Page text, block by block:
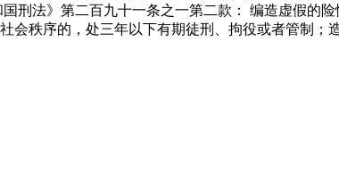
刑法》第二百九十一条之一第二款： 编造虚假的
会秩序的，处三年以下有期徒刑、拘役或者管制；